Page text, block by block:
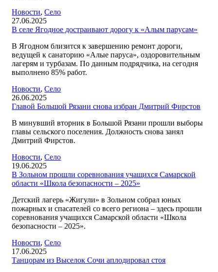
Новости,Село
27.06.2025
В селе Ягодное достраивают дорогу к «Алым парусам»
В Ягодном близится к завершению ремонт дороги,
ведущей к санаторию «Алые паруса», оздоровительным
лагерям и турбазам. По данным подрядчика, на сегодня
выполнено 85% работ.
Новости,Село
26.06.2025
Главой Большой Рязани снова избран Дмитрий Фирстов
В минувший вторник в Большой Рязани прошли выборы
главы сельского поселения. Должность снова занял
Дмитрий Фирстов.
Новости,Село
19.06.2025
В Зольном прошли соревнования учащихся Самарской
области «Школа безопасности – 2025»
Детский лагерь «Жигули» в Зольном собрал юных
пожарных и спасателей со всего региона – здесь прошли
соревнования учащихся Самарской области «Школа
безопасности – 2025».
Новости,Село
17.06.2025
Танцорам из Выселок Сочи аплодировал стоя